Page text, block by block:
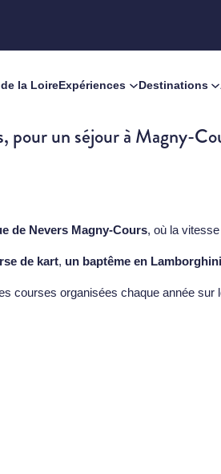
la LoireExpériences Destinations
pour un séjour à Magny-
de Nevers Magny-Cours, où la
de kart, un baptême en
courses organisées chaque année